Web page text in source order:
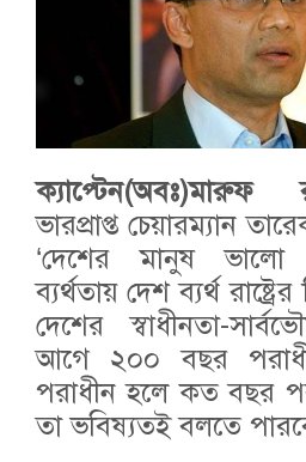
ক্যাপ্টেন(অবঃ)মারুফ
ভারপ্রাপ্ত চেয়ারম্যান
‘দেশের মানুষ ভালো
ব্যর্থতায় দেশ ব্যর্থ
দেশের স্বাধীনতা-
আগে ২০০ বছর
পরাধীন হলে কত বছর
তা ভবিষ্যতই বলতে